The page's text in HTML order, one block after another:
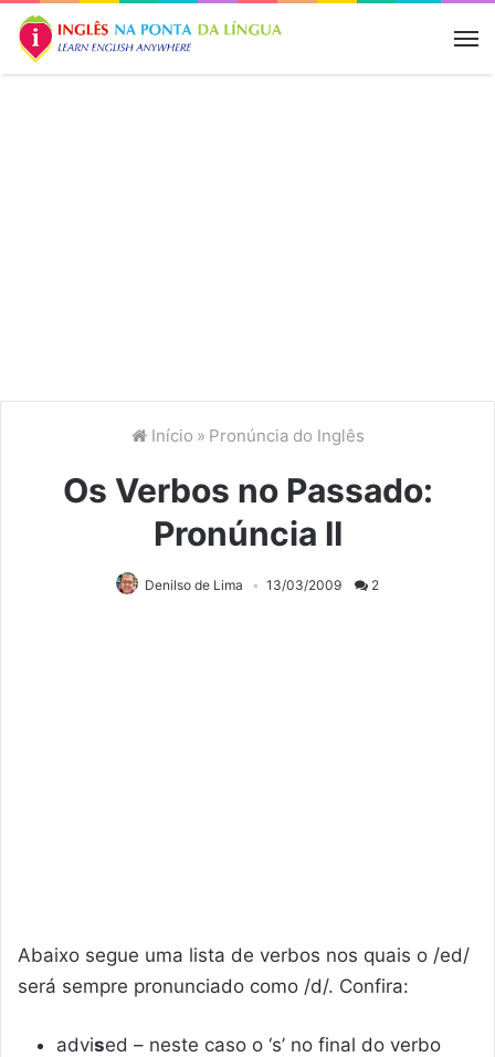
Início » Pronúncia do Inglês
Os Verbos no Passado:
Pronúncia II
Denilso de Lima 13/03/2009 2
Abaixo segue uma lista de verbos nos quais o /ed/
será sempre pronunciado como /d/. Confira:
advised – neste caso o ‘s’ no final do verbo